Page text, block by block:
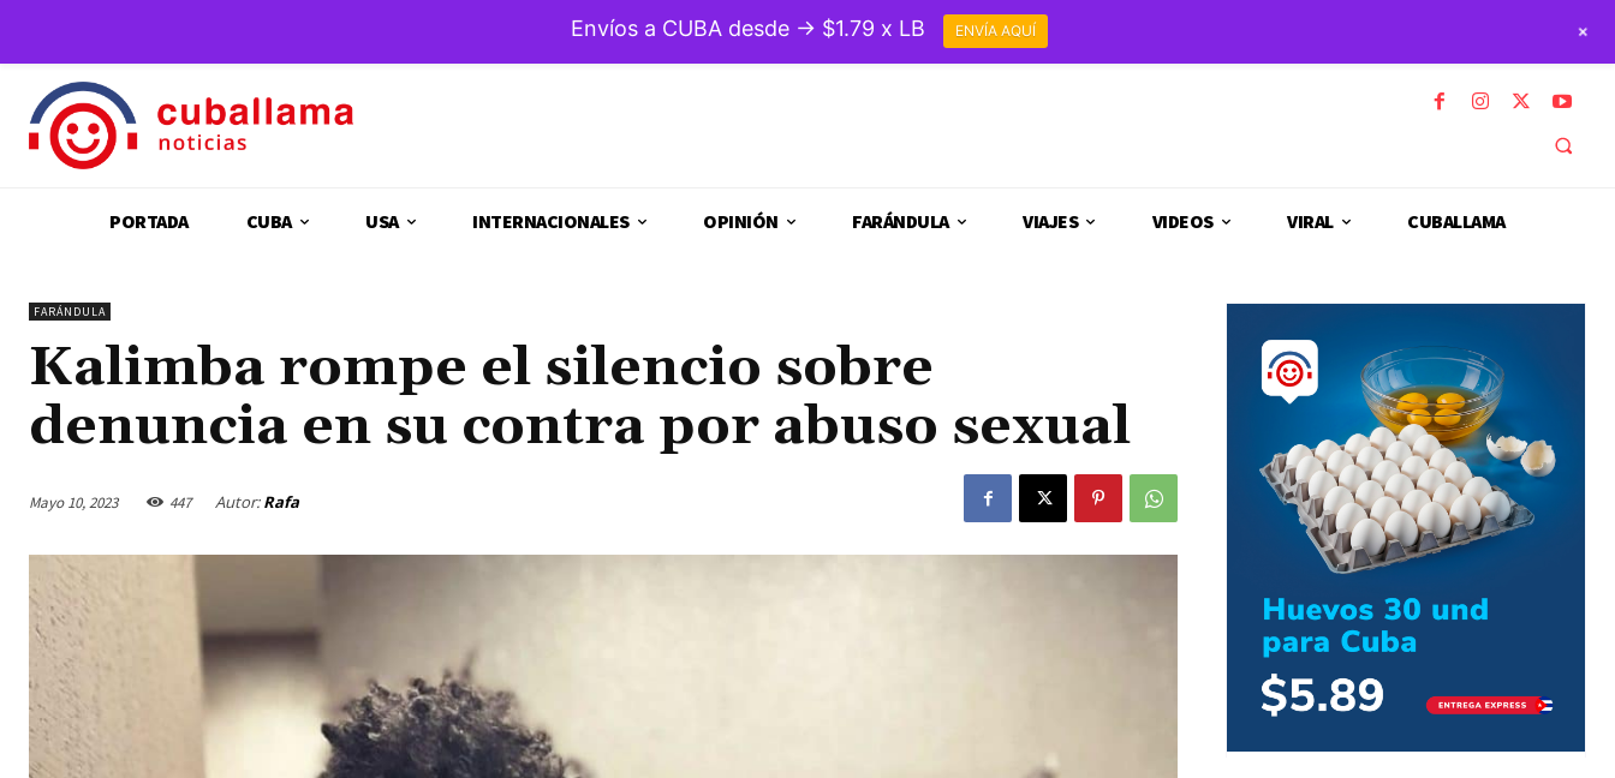
PORTADA CUBA USA INTERNACIONALES OPINIÓN FARÁNDULA VIAJES VIDEOS VIRAL CUBALLAMA
FARÁNDULA
Kalimba rompe el silencio sobre
denuncia en su contra por abuso sexual
Mayo 10, 2023 447 Autor: Rafa
Envíos a CUBA desde → $1.79 x LB ENVÍA AQUÍ +